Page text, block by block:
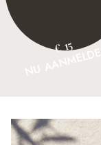
€ 15
NU AANMELDEN